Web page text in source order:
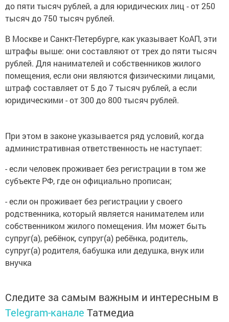
до пяти тысяч рублей, а для юридических лиц - от 250
тысяч до 750 тысяч рублей.
В Москве и Санкт-Петербурге, как указывает КоАП, эти
штрафы выше: они составляют от трех до пяти тысяч
рублей. Для нанимателей и собственников жилого
помещения, если они являются физическими лицами,
штраф составляет от 5 до 7 тысяч рублей, а если
юридическими - от 300 до 800 тысяч рублей.
При этом в законе указывается ряд условий, когда
административная ответственность не наступает:
- если человек проживает без регистрации в том же
субъекте РФ, где он официально прописан;
- если он проживает без регистрации у своего
родственника, который является нанимателем или
собственником жилого помещения. Им может быть
супруг(а), ребёнок, супруг(а) ребёнка, родитель,
супруг(а) родителя, бабушка или дедушка, внук или
внучка
Следите за самым важным и интересным в
Telegram-канале Татмедиа